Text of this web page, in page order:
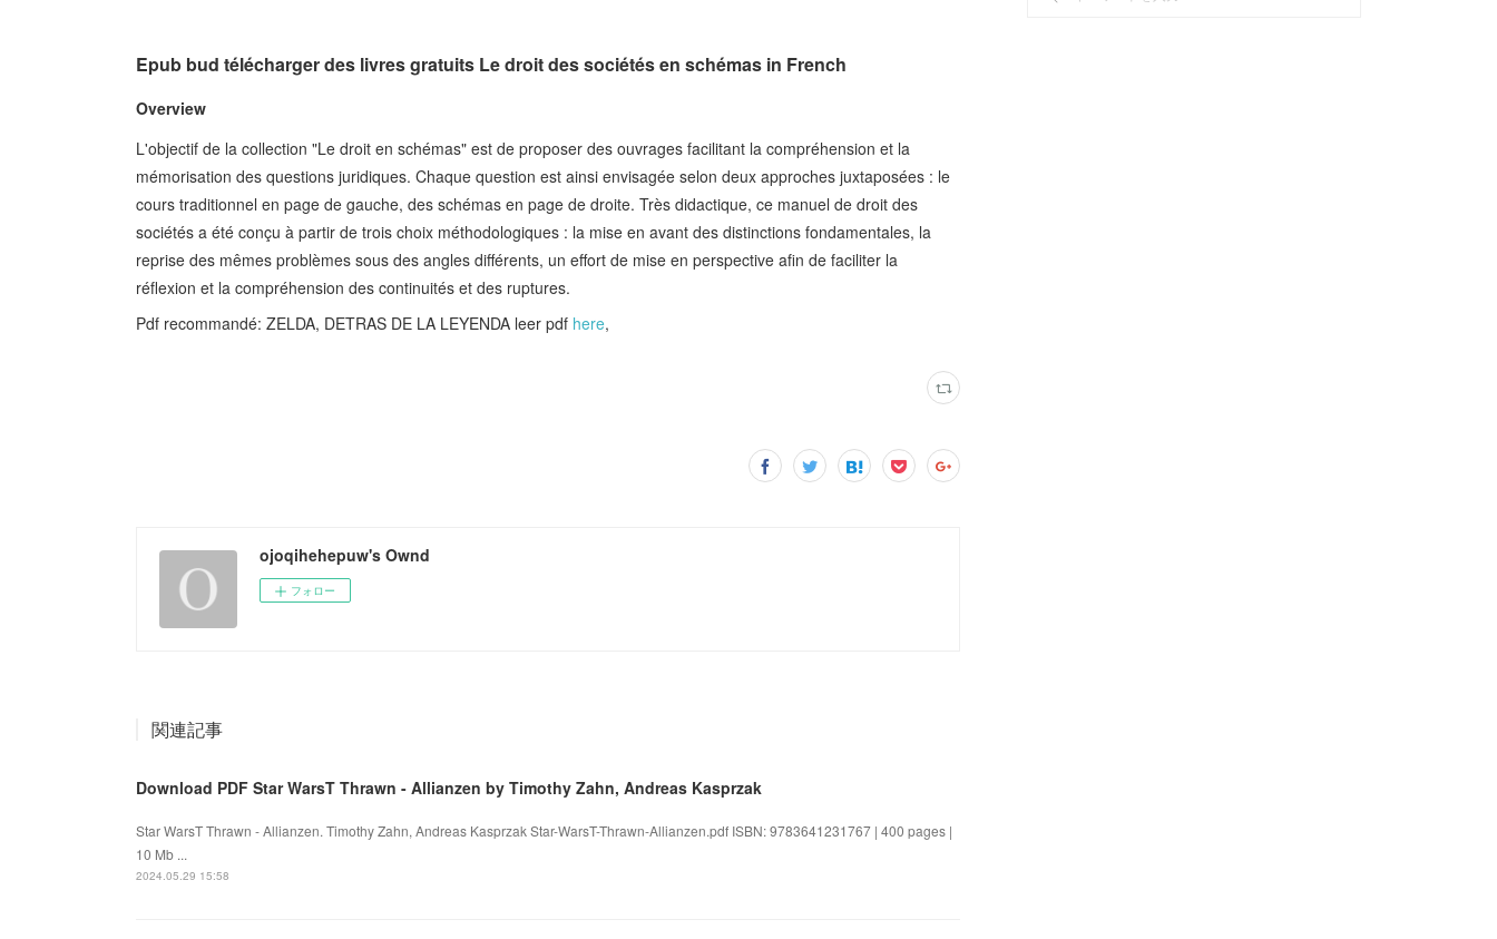
Epub bud télécharger des livres gratuits Le droit des sociétés en schémas in French
Overview
L'objectif de la collection "Le droit en schémas" est de proposer des ouvrages facilitant la compréhension et la
mémorisation des questions juridiques. Chaque question est ainsi envisagée selon deux approches juxtaposées : le
cours traditionnel en page de gauche, des schémas en page de droite. Très didactique, ce manuel de droit des
sociétés a été conçu à partir de trois choix méthodologiques : la mise en avant des distinctions fondamentales, la
reprise des mêmes problèmes sous des angles différents, un effort de mise en perspective afin de faciliter la
réflexion et la compréhension des continuités et des ruptures.
Pdf recommandé: ZELDA, DETRAS DE LA LEYENDA leer pdf here,
ojoqihehepuw's Ownd
フォロー
関連記事
Download PDF Star WarsT Thrawn - Allianzen by Timothy Zahn, Andreas Kasprzak
Star WarsT Thrawn - Allianzen. Timothy Zahn, Andreas Kasprzak Star-WarsT-Thrawn-Allianzen.pdf ISBN: 9783641231767 | 400 pages |
10 Mb ...
2024.05.29 15:58